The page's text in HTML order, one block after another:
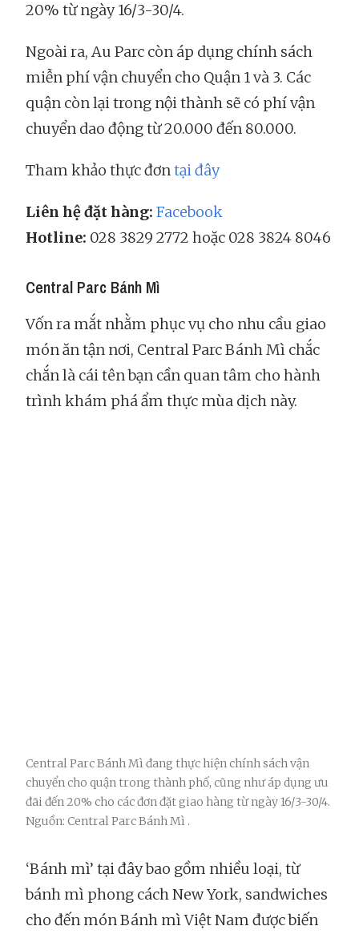
20% từ ngày 16/3-30/4.
Ngoài ra, Au Parc còn áp dụng chính sách
miễn phí vận chuyển cho Quận 1 và 3. Các
quận còn lại trong nội thành sẽ có phí vận
chuyển dao động từ 20.000 đến 80.000.
Tham khảo thực đơntại đây
Liên hệ đặt hàng: Facebook
Hotline: 028 3829 2772 hoặc 028 3824 8046
Central Parc Bánh Mì
Vốn ra mắt nhằm phục vụ cho nhu cầu giao
món ăn tận nơi, Central Parc Bánh Mì chắc
chắn là cái tên bạn cần quan tâm cho hành
trình khám phá ẩm thực mùa dịch này.
Central Parc Bánh Mì đang thực hiện chính sách vận
chuyển cho quận trong thành phố, cũng như áp dụng ưu
đãi đến 20% cho các đơn đặt giao hàng từ ngày 16/3-30/4.
Nguồn: Central Parc Bánh Mì .
‘Bánh mì’ tại đây bao gồm nhiều loại, từ
bánh mì phong cách New York, sandwiches
cho đến món Bánh mì Việt Nam được biến